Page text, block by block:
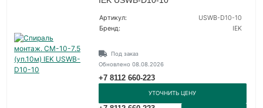
Артикул:
USWB-D10-10
Бренд:
IEK
Под заказ
Обновлено 08.08.2026
+7 8112 660-223
УТОЧНИТЬ ЦЕНУ